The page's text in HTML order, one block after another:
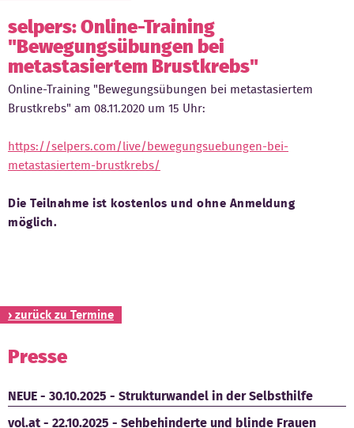
Angebot
Wissenswertes
Der Verein
Kontakt
selpers: Online-Training
"Bewegungsübungen bei
metastasiertem Brustkrebs"
Online-Training "Bewegungsübungen bei metastasiertem
Brustkrebs" am 08.11.2020 um 15 Uhr:
https://selpers.com/live/bewegungsuebungen-bei-
metastasiertem-brustkrebs/
Die Teilnahme ist kostenlos und ohne Anmeldung
möglich.
› zurück zu Termine
Presse
NEUE - 30.10.2025 - Strukturwandel in der Selbsthilfe
vol.at - 22.10.2025 - Sehbehinderte und blinde Frauen